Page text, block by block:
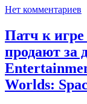
Нет комментариев
Патч к
продают за
Worlds: